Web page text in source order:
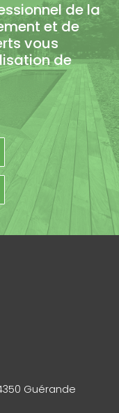
de la
et de
vous
de
Guérande